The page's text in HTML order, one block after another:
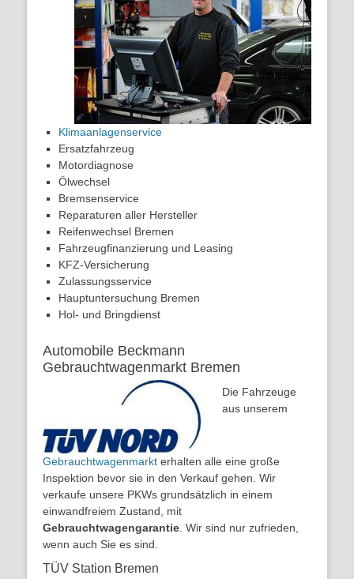
Klimaanlagenservice
Ersatzfahrzeug
Motordiagnose
Ölwechsel
Bremsenservice
Reparaturen aller Hersteller
Reifenwechsel Bremen
Fahrzeugfinanzierung und Leasing
KFZ-Versicherung
Zulassungsservice
Hauptuntersuchung Bremen
Hol- und Bringdienst
Automobile Beckmann
Gebrauchtwagenmarkt Bremen
Die Fahrzeuge
aus unserem
Gebrauchtwagenmarkt erhalten alle eine große
Inspektion bevor sie in den Verkauf gehen. Wir
verkaufe unsere PKWs grundsätzlich in einem
einwandfreiem Zustand, mit
Gebrauchtwagengarantie. Wir sind nur zufrieden,
wenn auch Sie es sind.
TÜV Station Bremen